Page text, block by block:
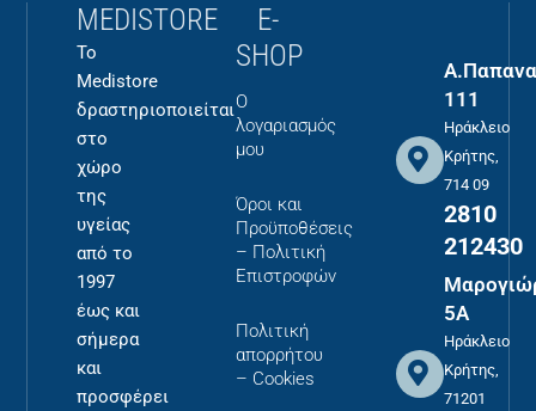
MEDISTORE
Το
Medistore
δραστηριοποιείται
στο
χώρο
της
υγείας
από το
1997
έως και
σήμερα
και
προσφέρει
E-
SHOP
Ο
λογαριασμός
μου
Όροι και
Προϋποθέσεις
– Πολιτική
Επιστροφών
Πολιτική
απορρήτου
– Cookies
111
Ηράκλειο
Κρήτης,
714 09
2810
212430
5Α
Ηράκλειο
Κρήτης,
71201